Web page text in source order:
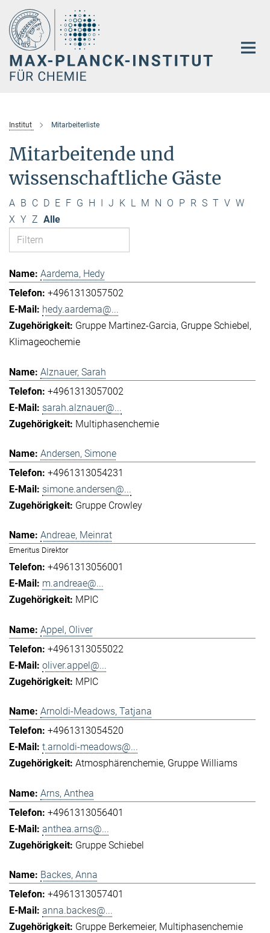
Hauptinhalt
Institut Mitarbeiterliste
Mitarbeitende und
wissenschaftliche Gäste
A B C D E F G H I J K L M N O P R S T V W
X Y Z Alle
Aardema, Hedy
+4961313057502
hedy.aardema@...
Gruppe Martinez-Garcia Gruppe Schiebel
Klimageochemie
Alznauer, Sarah
+4961313057002
sarah.alznauer@...
Multiphasenchemie
Andersen, Simone
+4961313054231
simone.andersen@...
Gruppe Crowley
Andreae, Meinrat
Emeritus Direktor
+4961313056001
m.andreae@...
MPIC
Appel, Oliver
+4961313055022
oliver.appel@...
MPIC
Arnoldi-Meadows, Tatjana
+4961313054520
t.arnoldi-meadows@...
Atmosphärenchemie Gruppe Williams
Arns, Anthea
+4961313056401
anthea.arns@...
Gruppe Schiebel
Backes, Anna
+4961313057401
anna.backes@...
Gruppe Berkemeier Multiphasenchemie